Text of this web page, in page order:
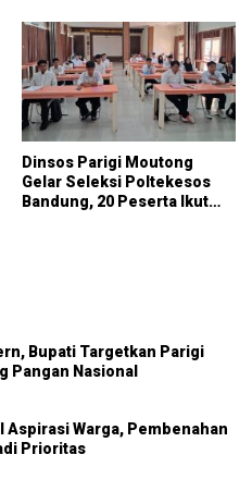
Dinsos Parigi Moutong
Gelar Seleksi Poltekesos
Bandung, 20 Peserta Ikut
Bupati Targetkan Parigi
Pangan Nasional
Aspirasi Warga, Pembenahan
Prioritas